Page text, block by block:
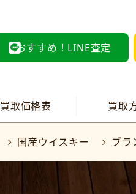
おすすめ！LINE査定
買取価格表 買取
国産ウイスキー ブラ